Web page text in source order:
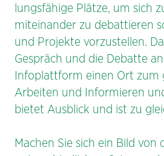
lungsfähige Plätze, um sich
miteinander zu debattieren
und Projekte vorzustellen.
Gespräch und die Debatte
Infoplattform einen Ort zum
Arbeiten und Informieren
bietet Ausblick und ist zu­
Machen Sie sich ein Bild von